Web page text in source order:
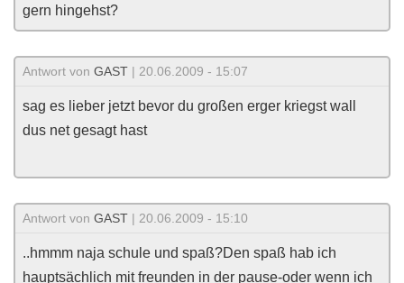
gern hingehst?
Antwort von GAST | 20.06.2009 - 15:07
sag es lieber jetzt bevor du großen erger kriegst wall
dus net gesagt hast
Antwort von GAST | 20.06.2009 - 15:10
..hmmm naja schule und spaß?Den spaß hab ich
hauptsächlich mit freunden in der pause-oder wenn ich